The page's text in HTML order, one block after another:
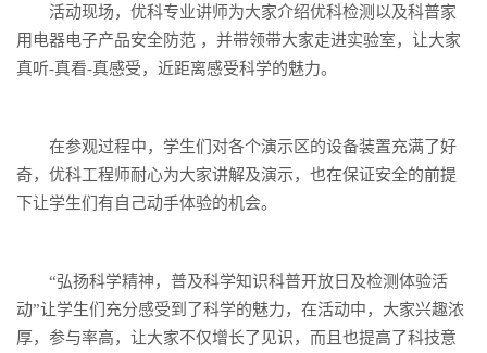
活动现场，优科专业讲师为大家介绍优科检测以及科普家
用电器电子产品安全防范 ，并带领带大家走进实验室，让大家
真听-真看-真感受，近距离感受科学的魅力。
在参观过程中，学生们对各个演示区的设备装置充满了好
奇，优科工程师耐心为大家讲解及演示，也在保证安全的前提
下让学生们有自己动手体验的机会。
“弘扬科学精神，普及科学知识科普开放日及检测体验活
动”让学生们充分感受到了科学的魅力，在活动中，大家兴趣浓
厚，参与率高，让大家不仅增长了见识，而且也提高了科技意